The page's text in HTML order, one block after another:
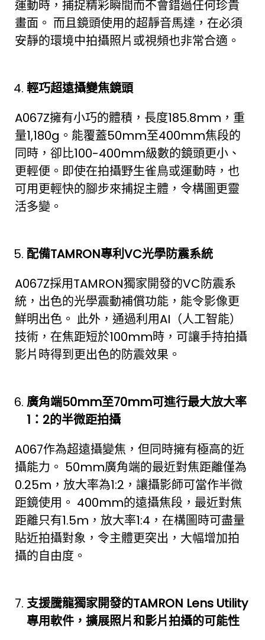
運動時，捕捉精彩瞬間而不會錯過任何珍貴
畫面。 而且鏡頭使用的超靜音馬達，在必須
安靜的環境中拍攝照片或視頻也非常合適。
輕巧超遠攝變焦鏡頭
A067Z擁有小巧的體積，長度185.8mm，重
量1,180g。能覆蓋50mm至400mm焦段的
同時，卻比100-400mm級數的鏡頭更小、
更輕便。即使在拍攝野生雀鳥或運動時，也
可用更輕快的腳步來捕捉主體，令構圖更靈
活多變。
配備TAMRON專利VC光學防震系統
A067Z採用TAMRON獨家開發的VC防震系
統，出色的光學震動補償功能，能令影像更
鮮明出色。 此外，通過利用AI（人工智能）
技術，在焦距短於100mm時，可讓手持拍攝
影片時得到更出色的防震效果。
廣角端50mm至70mm可進行最大放大率
1 ： 2的半微距拍攝
A067作為超遠攝變焦，但同時擁有極高的近
攝能力。 50mm廣角端的最近對焦距離僅為
0.25m，放大率為1:2，讓攝影師可當作半微
距鏡使用。 400mm的遠攝焦段，最近對焦
距離只有1.5m，放大率1:4，在構圖時可盡量
貼近拍攝對象，令主體更突出，大幅增加拍
攝的自由度。
支援騰龍獨家開發的TAMRON Lens Utility
專用軟件，擴展照片和影片拍攝的可能性